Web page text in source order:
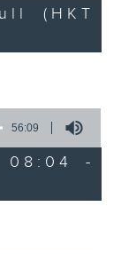
(HKT
56:09
08:04 -